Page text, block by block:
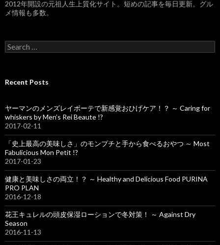
2012年開設の元祖人生上質化サイト。短めの記事を毎日更新。グル
メ情報も多数。
S
e
c
o
r
:
Recent Posts
ヤーマンのメンズレイボーテで新感覚おひげケア！？ ～ Caring for
whiskers by Men’s Rei Beaute !?
2017-02-11
「史上最高の美味しさ」のモンプチと手から食べるおやつ ～ Most
Fabulicious Mon Petit !?
2017-01-23
健康と美味しさの両立！？ ～ Healthy and Delicious Food PURINA
PRO PLAN
2016-12-18
花王キュレルの頭皮保湿ローションで冬対策！ ～ Against Dry
Season
2016-11-13